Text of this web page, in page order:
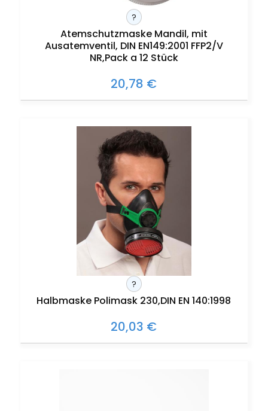
?
Atemschutzmaske Mandil, mit
Ausatemventil, DIN EN149:2001 FFP2/V
NR,Pack a 12 Stück
20,78 €
?
Halbmaske Polimask 230,DIN EN 140:1998
20,03 €